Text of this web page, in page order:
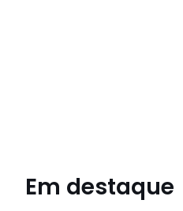
Em destaque